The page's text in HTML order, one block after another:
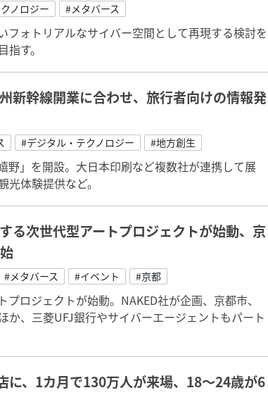
ノロジー #メタバース
ォトリアルなサイバー空間として再現する検討を
す。
新幹線開業に合わせ、旅行者向けの情報発
#デジタル・テクノロジー #地方創生
野」を開設。大日本印刷など複数社が連携して展
体験提供など。
る次世代型アートプロジェクトが始動、京
#メタバース #イベント #京都
ロジェクトが始動。NAKED社が企画、京都市、
、三菱UFJ銀行やサイバーエージェントもパート
に、1カ月で130万人が来場、18～24歳が6